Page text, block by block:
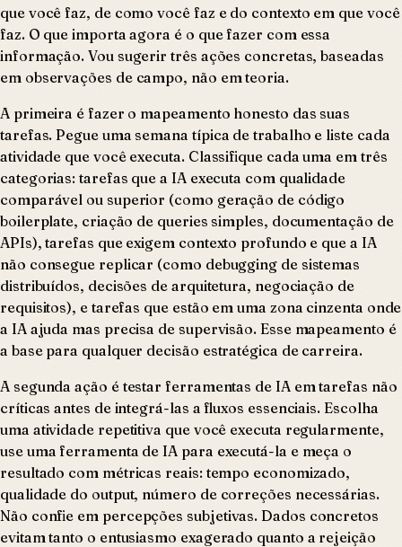
que você faz, de como você faz e do contexto em que você
faz. O que importa agora é o que fazer com essa
informação. Vou sugerir três ações concretas, baseadas
em observações de campo, não em teoria.
A primeira é fazer o mapeamento honesto das suas
tarefas. Pegue uma semana típica de trabalho e liste cada
atividade que você executa. Classifique cada uma em três
categorias: tarefas que a IA executa com qualidade
comparável ou superior (como geração de código
boilerplate, criação de queries simples, documentação de
APIs), tarefas que exigem contexto profundo e que a IA
não consegue replicar (como debugging de sistemas
distribuídos, decisões de arquitetura, negociação de
requisitos), e tarefas que estão em uma zona cinzenta onde
a IA ajuda mas precisa de supervisão. Esse mapeamento é
a base para qualquer decisão estratégica de carreira.
A segunda ação é testar ferramentas de IA em tarefas não
críticas antes de integrá-las a fluxos essenciais. Escolha
uma atividade repetitiva que você executa regularmente,
use uma ferramenta de IA para executá-la e meça o
resultado com métricas reais: tempo economizado,
qualidade do output, número de correções necessárias.
Não confie em percepções subjetivas. Dados concretos
evitam tanto o entusiasmo exagerado quanto a rejeição